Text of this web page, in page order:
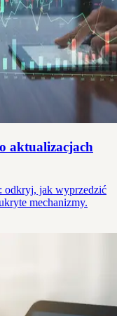
aktualizacjach
odkryj, jak wyprzedzić
mechanizmy.